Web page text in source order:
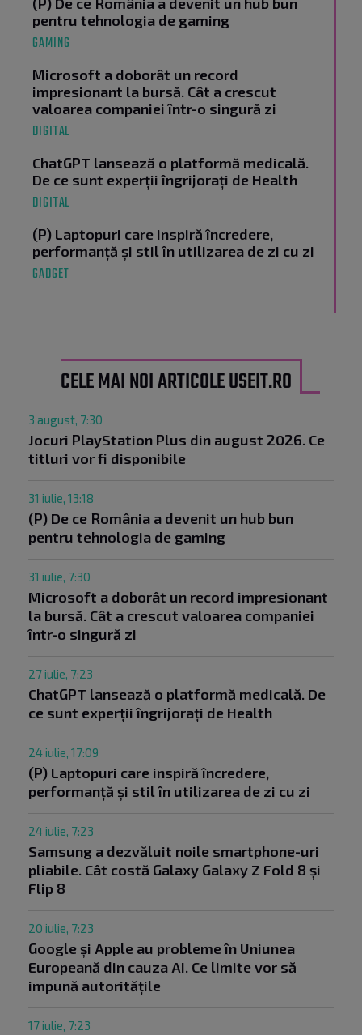
pentru tehnologia de gaming
GAMING
Microsoft a doborât un record
impresionant la bursă. Cât a crescut
valoarea companiei într-o singură zi
DIGITAL
ChatGPT lansează o platformă medicală.
De ce sunt experții îngrijorați de Health
DIGITAL
(P) Laptopuri care inspiră încredere,
performanță și stil în utilizarea de zi cu zi
GADGET
CELE MAI NOI ARTICOLE USEIT.RO
3 august, 7:30
Jocuri PlayStation Plus din august 2026. Ce
titluri vor fi disponibile
31 iulie, 13:18
(P) De ce România a devenit un hub bun
pentru tehnologia de gaming
31 iulie, 7:30
Microsoft a doborât un record impresionant
la bursă. Cât a crescut valoarea companiei
într-o singură zi
27 iulie, 7:23
ChatGPT lansează o platformă medicală. De
ce sunt experții îngrijorați de Health
24 iulie, 17:09
(P) Laptopuri care inspiră încredere,
performanță și stil în utilizarea de zi cu zi
24 iulie, 7:23
Samsung a dezvăluit noile smartphone-uri
pliabile. Cât costă Galaxy Galaxy Z Fold 8 și
Flip 8
20 iulie, 7:23
Google și Apple au probleme în Uniunea
Europeană din cauza AI. Ce limite vor să
impună autoritățile
17 iulie, 7:23